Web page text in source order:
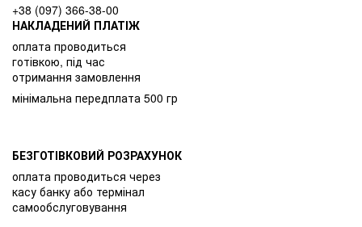
+38 (097) 366-38-00
НАКЛАДЕНИЙ ПЛАТІЖ
оплата проводиться
готівкою, під час
отримання замовлення
мінімальна передплата 500 гр
БЕЗГОТІВКОВИЙ РОЗРАХУНОК
оплата проводиться через
касу банку або термінал
самообслуговування